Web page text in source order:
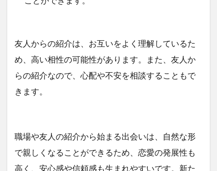
友人からの紹介は、お互いをよく理解しているた
め、高い相性の可能性があります。また、友人か
らの紹介なので、心配や不安を相談することもで
きます。
職場や友人の紹介から始まる出会いは、自然な形
で親しくなることができるため、恋愛の発展性も
高く、安心感や信頼感も生まれやすいです。新た